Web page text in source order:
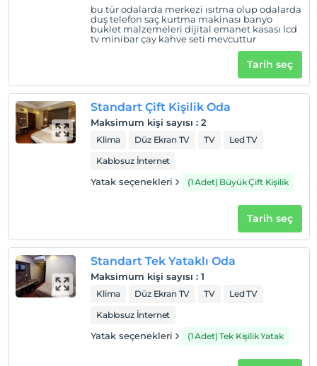
Haritada Göster
Otel koşulları
Check/in
En erken saat 13:00 ve sonrası
Check/out
En geç saat 12:00 ve öncesi
Odalarda sigara içilmez
Çocuklar
2 yaşına kadar olan bebekler ücretsizdir.
Her bir oda için 6 yaşına kadar 1 çocuk ücretsizdir
bu tür odalarda merkezi ısıtma olup odalarda
duş telefon saç kurtma makinası banyo
buklet malzemeleri dijital emanet kasası lcd
tv minibar çay kahve seti mevcuttur
Tarih seç
Standart Çift Kişilik Oda
Maksimum kişi sayısı : 2
Klima Düz Ekran TV TV
Led TV
Kablosuz İnternet
Yatak seçenekleri (1 Adet) Büyük Çift Kişilik
Tarih seç
Standart Tek Yataklı Oda
Maksimum kişi sayısı : 1
Klima Düz Ekran TV TV
Led TV
Kablosuz İnternet
Yatak seçenekleri (1 Adet) Tek Kişilik Yatak